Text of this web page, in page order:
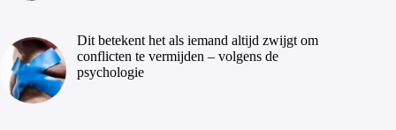
Dit betekent het als iemand altijd zwijgt om
conflicten te vermijden – volgens de
psychologie